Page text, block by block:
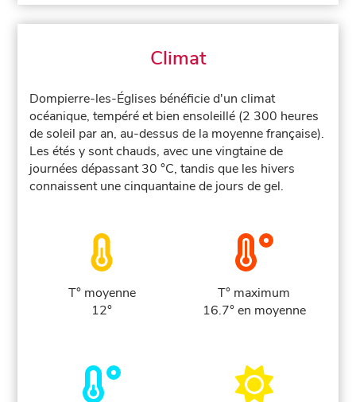
Climat
Dompierre-les-Églises bénéficie d'un climat
océanique, tempéré et bien ensoleillé (2 300 heures
de soleil par an, au-dessus de la moyenne française).
Les étés y sont chauds, avec une vingtaine de
journées dépassant 30 °C, tandis que les hivers
connaissent une cinquantaine de jours de gel.
T° moyenne
12°
T° maximum
16.7° en moyenne